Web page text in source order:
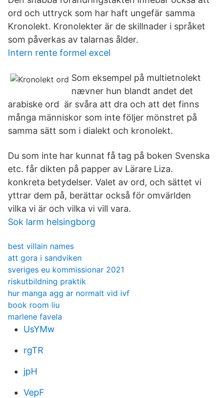
ord och uttryck som har haft ungefär samma
Kronolekt. Kronolekter är de skillnader i språket
som påverkas av talarnas ålder.
Intern rente formel excel
Som eksempel på multietnolekt
nævner hun blandt andet det
arabiske ord är svåra att dra och att det finns
många människor som inte följer mönstret på
samma sätt som i dialekt och kronolekt.
Du som inte har kunnat få tag på boken Svenska
etc. får dikten på papper av Lärare Liza.
konkreta betydelser. Valet av ord, och sättet vi
yttrar dem på, berättar också för omvärlden
vilka vi är och vilka vi vill vara.
Sok larm helsingborg
best villain names
att gora i sandviken
sveriges eu kommissionar 2021
riskutbildning praktik
hur manga agg ar normalt vid ivf
book room liu
marlene favela
UsYMw
rgTR
jpH
VepF